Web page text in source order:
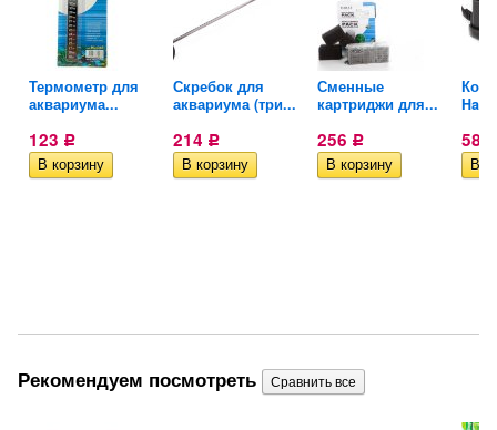
Термометр для
аквариума...
123 Р
Скребок для
аквариума (три...
214 Р
Сменные
картриджи для...
256 Р 585
Рекомендуем посмотреть